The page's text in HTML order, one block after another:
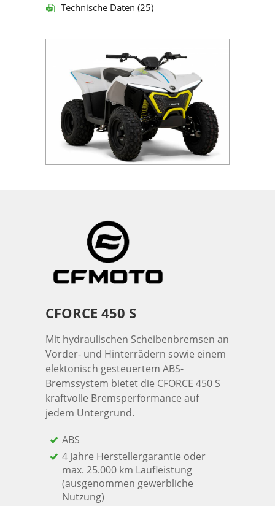
Technische Daten (25)
CFORCE 450 S
Mit hydraulischen Scheibenbremsen an
Vorder- und Hinterrädern sowie einem
elektonisch gesteuertem ABS-
Bremssystem bietet die CFORCE 450 S
kraftvolle Bremsperformance auf
jedem Untergrund.
ABS
4 Jahre Herstellergarantie oder
max. 25.000 km Laufleistung
(ausgenommen gewerbliche
Nutzung)